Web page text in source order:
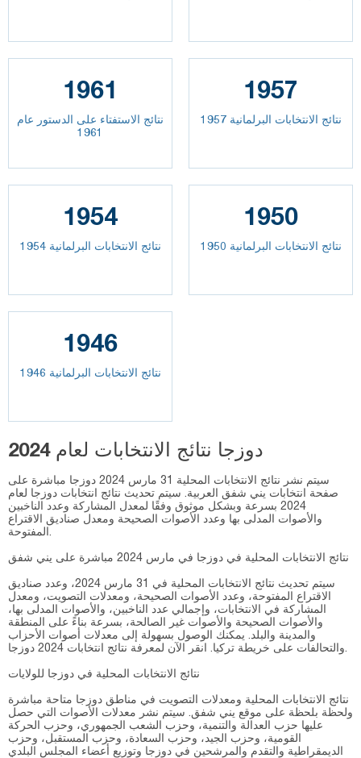
1961
نتائج الاستفتاء على الدستور عام
1961
1957
نتائج الانتخابات البرلمانية 1957
1954
نتائج الانتخابات البرلمانية 1954
1950
نتائج الانتخابات البرلمانية 1950
1946
نتائج الانتخابات البرلمانية 1946
دوزجا نتائج الانتخابات لعام 2024
سيتم نشر نتائج الانتخابات المحلية 31 مارس 2024 دوزجا مباشرة على
صفحة انتخابات يني شفق العربية. سيتم تحديث نتائج انتخابات دوزجا لعام
2024 بسرعة وبشكل موثوق وفقًا لمعدل المشاركة وعدد الناخبين
والأصوات المدلى بها وعدد الأصوات الصحيحة ومعدل صناديق الاقتراع
نتائج الانتخابات المحلية في دوزجا في مارس 2024 مباشرة على يني شفق
سيتم تحديث نتائج الانتخابات المحلية في 31 مارس 2024، وعدد صناديق
الاقتراع المفتوحة، وعدد الأصوات الصحيحة، ومعدلات التصويت، ومعدل
المشاركة في الانتخابات، وإجمالي عدد الناخبين، والأصوات المدلى بها،
والأصوات الصحيحة والأصوات غير الصالحة، بسرعة بناءً على المنطقة
والمدينة والبلد. يمكنك الوصول بسهولة إلى معدلات أصوات الأحزاب
نتائج الانتخابات المحلية في دوزجا للولايات
نتائج الانتخابات المحلية ومعدلات التصويت في مناطق دوزجا متاحة مباشرة
ولحظة بلحظة على موقع يني شفق. سيتم نشر معدلات الأصوات التي حصل
عليها حزب العدالة والتنمية، وحزب الشعب الجمهوري، وحزب الحركة
القومية، وحزب الجيد، وحزب السعادة، وحزب المستقبل، وحزب
الديمقراطية والتقدم والمرشحين في دوزجا وتوزيع أعضاء المجلس البلدي